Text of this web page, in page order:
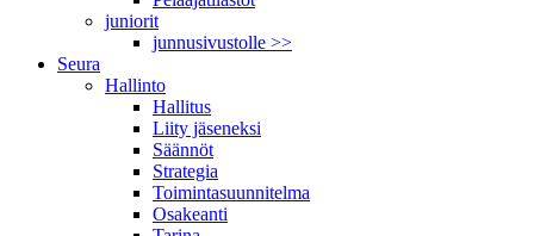
juniorit
junnusivustolle >>
Seura
Hallinto
Hallitus
Liity jäseneksi
Säännöt
Strategia
Toimintasuunnitelma
Osakeanti